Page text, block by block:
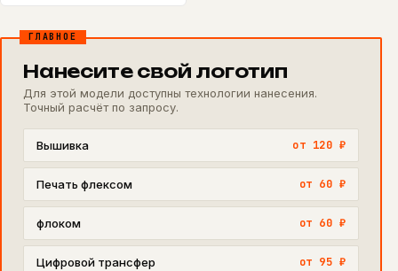
ГЛАВНОЕ
Нанесите свой логотип
Для этой модели доступны технологии нанесения.
Точный расчёт по запросу.
Вышивка от 120 ₽
Печать флексом от 60 ₽
флоком от 60 ₽
Цифровой трансфер от 95 ₽